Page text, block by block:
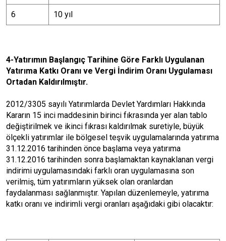
6 10 yıl
4-Yatırımın Başlangıç Tarihine Göre Farklı Uygulanan
Yatırıma Katkı Oranı ve Vergi İndirim Oranı Uygulaması
Ortadan Kaldırılmıştır.
2012/3305 sayılı Yatırımlarda Devlet Yardımları Hakkında
Kararın 15 inci maddesinin birinci fıkrasında yer alan tablo
değiştirilmek ve ikinci fıkrası kaldırılmak suretiyle, büyük
ölçekli yatırımlar ile bölgesel teşvik uygulamalarında yatırıma
31.12.2016 tarihinden önce başlama veya yatırıma
31.12.2016 tarihinden sonra başlamaktan kaynaklanan vergi
indirimi uygulamasındaki farklı oran uygulamasına son
verilmiş, tüm yatırımların yüksek olan oranlardan
faydalanması sağlanmıştır. Yapılan düzenlemeyle, yatırıma
katkı oranı ve indirimli vergi oranları aşağıdaki gibi olacaktır: